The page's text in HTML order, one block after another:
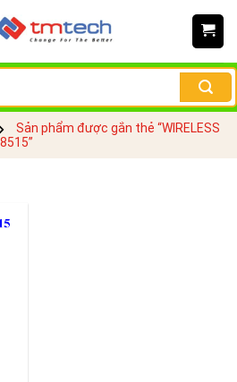
Sản phẩm được gắn thẻ “WIRELESS